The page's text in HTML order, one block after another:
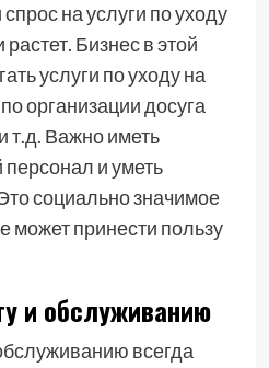
на услуги по уходу
Бизнес в этой
услуги по уходу на
организации досуга
Важно иметь
и уметь
социально значимое
может принести пользу
и обслуживанию
всегда